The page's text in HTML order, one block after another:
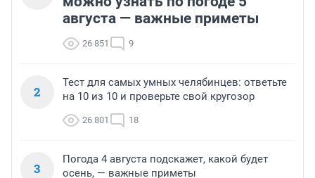
августа — важные приметы
26 851 9
2
Тест для самых умных челябинцев: ответьте
на 10 из 10 и проверьте свой кругозор
26 801 18
3
Погода 4 августа подскажет, какой будет
осень, — важные приметы